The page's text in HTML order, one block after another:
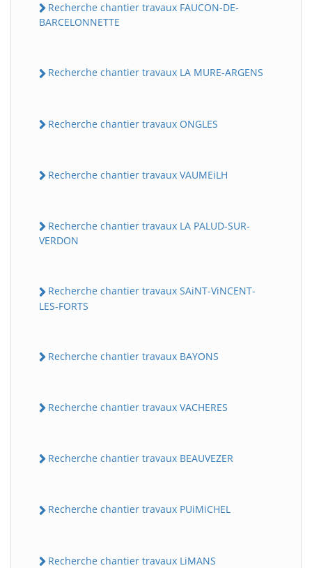
Recherche chantier travaux FAUCON-DE-
BARCELONNETTE
Recherche chantier travaux LA MURE-ARGENS
Recherche chantier travaux ONGLES
Recherche chantier travaux VAUMEiLH
Recherche chantier travaux LA PALUD-SUR-
VERDON
Recherche chantier travaux SAiNT-ViNCENT-
LES-FORTS
Recherche chantier travaux BAYONS
Recherche chantier travaux VACHERES
Recherche chantier travaux BEAUVEZER
Recherche chantier travaux PUiMiCHEL
Recherche chantier travaux LiMANS